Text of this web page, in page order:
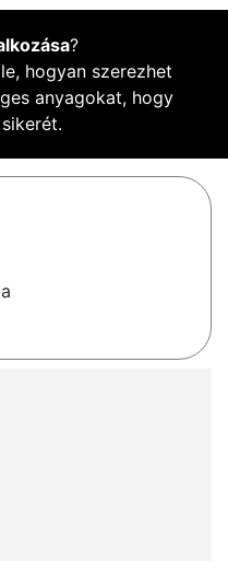
?
hogyan szerezhet
anyagokat, hogy